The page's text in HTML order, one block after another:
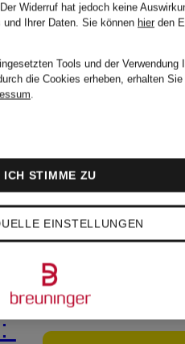
€
Off-
Jeans
BOOKISH
KIDS
Widerruf hat jedoch keine
und Ihrer Daten. Sie können hier den
Tools und der Verwendung
die Cookies erheben, erhalten
.
EINSTELLUNGEN
ICH STIMME ZU